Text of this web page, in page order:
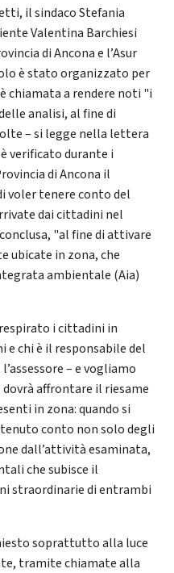
il sindaco Stefania
Valentina Barchiesi
di Ancona e l’Asur
è stato organizzato per
chiamata a rendere noti "i
analisi, al fine di
– si legge nella lettera
verificato durante i
di Ancona il
voler tenere conto del
dai cittadini nel
"al fine di attivare
in zona, che
ambientale (Aia)
i cittadini in
e chi è il responsabile del
– e vogliamo
affrontare il riesame
in zona: quando si
conto non solo degli
dall’attività esaminata,
che subisce il
straordinarie di entrambi
soprattutto alla luce
tramite chiamate alla